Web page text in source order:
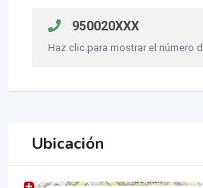
950020XXX
Haz clic para mostrar el número
Ubicación